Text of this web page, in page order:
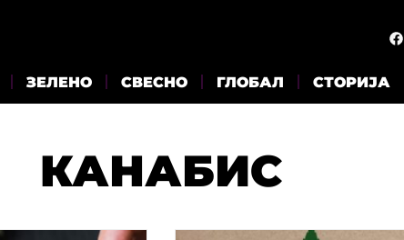
ЗЕЛЕНО СВЕСНО ГЛОБАЛ СТОРИЈА
КАНАБИС